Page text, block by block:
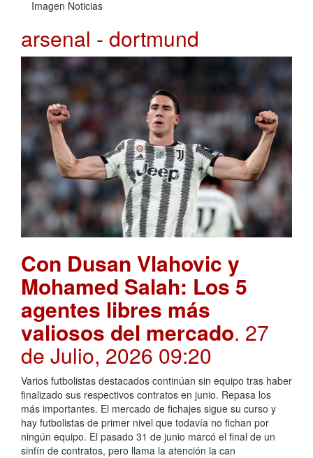
Imagen Noticias
arsenal - dortmund
Con Dusan Vlahovic y
Mohamed Salah: Los 5
agentes libres más
valiosos del mercado. 27
de Julio, 2026 09:20
Varios futbolistas destacados continúan sin equipo tras haber
finalizado sus respectivos contratos en junio. Repasa los
más importantes. El mercado de fichajes sigue su curso y
hay futbolistas de primer nivel que todavía no fichan por
ningún equipo. El pasado 31 de junio marcó el final de un
sinfín de contratos, pero llama la atención la can